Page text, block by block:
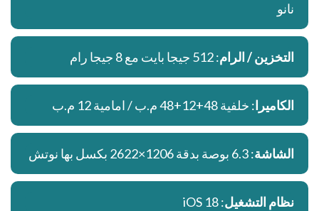
نانو
التخزين / الرام: 512 جيجا بايت مع 8 جيجا رام
الكاميرا: خلفية 48+12+48 م.ب / امامية 12 م.ب
الشاشة: 6.3 بوصة بدقة 1206×2622 بكسل بها نوتش
نظام التشغيل: iOS 18